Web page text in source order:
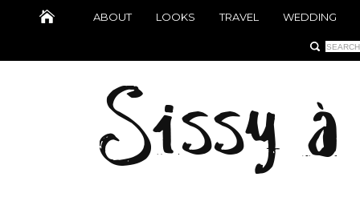
ABOUT LOOKS TRAVEL WEDDING